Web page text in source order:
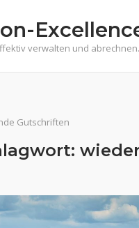
verwalten und abrechnen.
Gutschriften